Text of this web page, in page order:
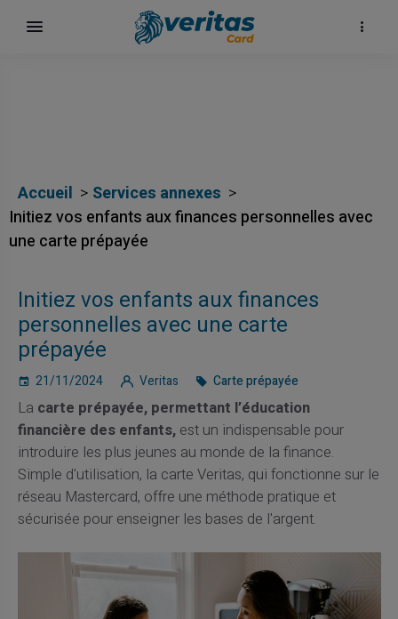
Accueil
Services annexes
Initiez vos enfants aux finances personnelles avec
une carte prépayée
Initiez vos enfants aux finances
personnelles avec une carte
prépayée
21/11/2024 Veritas Carte prépayée
La carte prépayée, permettant l’éducation
financière des enfants,est un indispensable pour
introduire les plus jeunes au monde de la finance.
Simple d'utilisation, la carte Veritas, qui fonctionne sur le
réseau Mastercard, offre une méthode pratique et
sécurisée pour enseigner les bases de l'argent.